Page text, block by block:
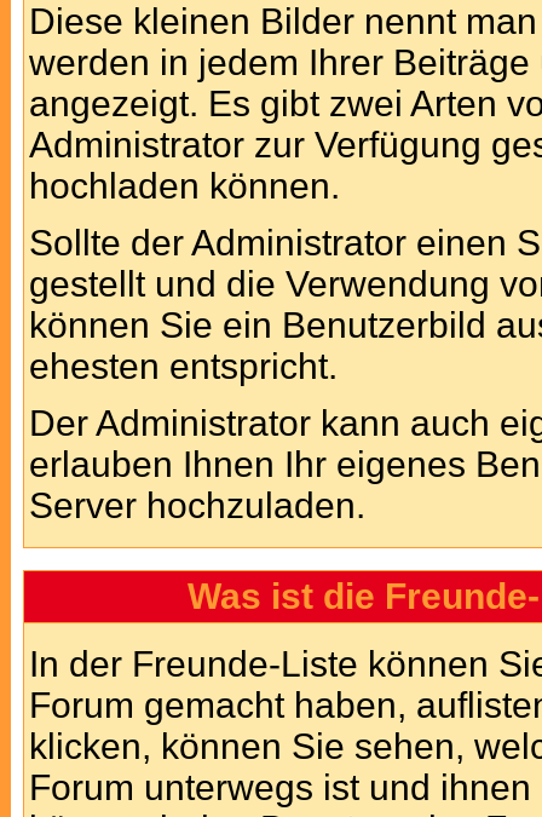
Diese kleinen Bilder nennt
werden in jedem Ihrer
angezeigt. Es gibt zwei Arten
Administrator zur Verfügung
hochladen können.
Sollte der Administrator einen
gestellt und die Verwendung
können Sie ein Benutzerbild
ehesten entspricht.
Der Administrator kann auch
erlauben Ihnen Ihr eigenes
Server hochzuladen.
Was ist die
In der Freunde-Liste können
Forum gemacht haben,
klicken, können Sie sehen,
Forum unterwegs ist und